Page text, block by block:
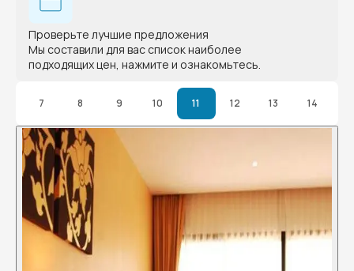
Проверьте лучшие предложения
Мы составили для вас список наиболее
подходящих цен, нажмите и ознакомьтесь.
7 8 9 10 11 12 13 14